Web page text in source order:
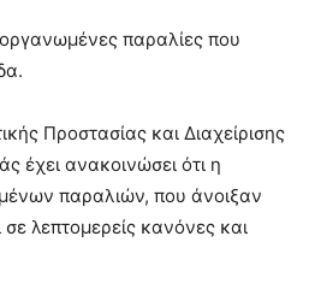
παραλίες που
Προστασίας και Διαχείρισης
έχει ανακοινώσει ότι η
παραλιών, που άνοιξαν
λεπτομερείς κανόνες και